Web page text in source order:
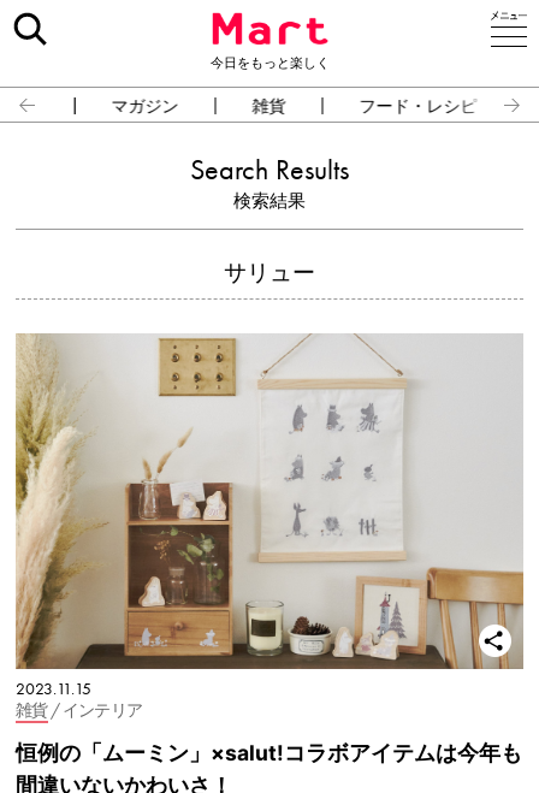
今日をもっと楽しく
占い マガジン 雑貨 フード・レシピ
Search Results
検索結果
サリュー
2023.11.15
雑貨/ インテリア
恒例の「ムーミン」×salut!コラボアイテムは今年も
間違いないかわいさ！